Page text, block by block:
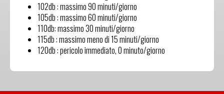
102db : massimo 90 minuti/giorno
105db : massimo 60 minuti/giorno
110db: massimo 30 minuti/giorno
115db : massimo meno di 15 minuti/giorno
120db : pericolo immediato, 0 minuto/giorno